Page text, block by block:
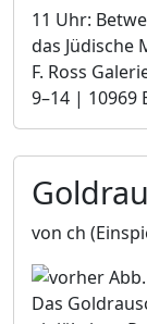
11 Uhr:
das Jüdische
F. Ross
9–14 | 10969
von ch
Das